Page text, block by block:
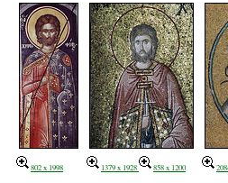
802 x 1998 1379 x 1928 858 x 1200